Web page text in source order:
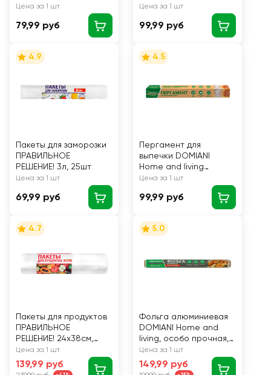
24х38см, 100шт
Цена за 1 шт
79,99 руб
10м
Цена за 1 шт
99,99 руб
4.9
Пакеты для заморозки
ПРАВИЛЬНОЕ
РЕШЕНИЕ! 3л, 25шт
Цена за 1 шт
69,99 руб
4.5
Пергамент для
выпечки DOMIANI
Home and living
силиконизированный,
Цена за 1 шт
99,99 руб
4.7
Пакеты для продуктов
ПРАВИЛЬНОЕ
РЕШЕНИЕ! 24х38см,
250шт
Цена за 1 шт
139,99 руб
5.0
Фольга алюминиевая
DOMIANI Home and
living, особо прочная,
29см, 14мкм, 10м
Цена за 1 шт
149,99 руб